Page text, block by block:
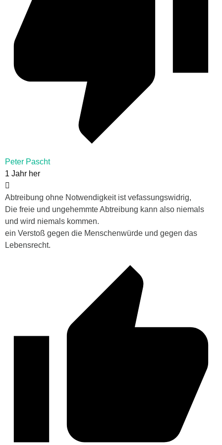
Peter Pascht
1 Jahr her
Abtreibung ohne Notwendigkeit ist vefassungswidrig,
Die freie und ungehemmte Abtreibung kann also niemals
und wird niemals kommen.
ein Verstoß gegen die Menschenwürde und gegen das
Lebensrecht.